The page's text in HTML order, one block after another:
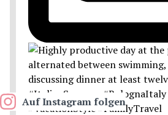
Auf Instagram folgen